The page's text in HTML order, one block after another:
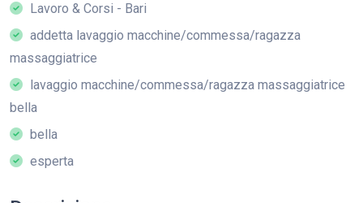
Lavoro & Corsi - Bari
addetta lavaggio macchine/commessa/ragazza
massaggiatrice
lavaggio macchine/commessa/ragazza massaggiatrice
bella
bella
esperta